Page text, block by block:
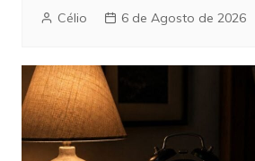
Célio 6 de Agosto de 2026